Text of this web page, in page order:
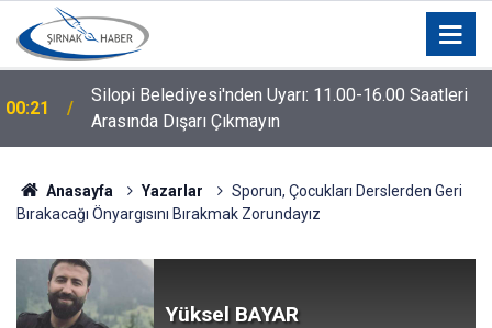
00:21
Silopi Belediyesi'nden Uyarı: 11.00-16.00 Saatleri
Arasında Dışarı Çıkmayın
Anasayfa Yazarlar
Sporun, Çocukları Derslerden Geri
Bırakacağı Önyargısını Bırakmak Zorundayız
Yüksel BAYAR